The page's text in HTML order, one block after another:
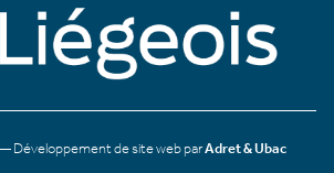
Développement de site web parAdret & Ubac